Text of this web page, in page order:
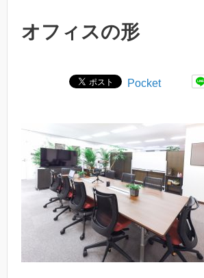
オフィスの形
Pocket